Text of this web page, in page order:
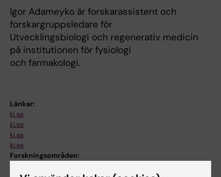
Igor Adameyko är forskarassistent och
forskargruppsledare för
Utvecklingsbiologi och regenerativ medicin
på institutionen för fysiologi
och farmakologi.
Länkar:
ki.se
ki.se
ki.se
ki.se
Forskningsområden: